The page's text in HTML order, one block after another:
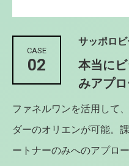
CASE
02
サッポロ
本当に
みアプ
ファネルワンを活用して
ダーのオリエンが可能。
ートナーのみへのアプロー